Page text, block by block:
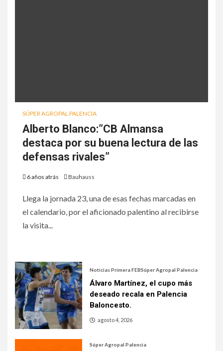
SÚPER AGROPAL PALENCIA
Alberto Blanco:”CB Almansa
destaca por su buena lectura de las
defensas rivales”
6 años atrás Bauhauss
Llega la jornada 23, una de esas fechas marcadas en
el calendario, por el aficionado palentino al recibirse
la visita...
Noticias Primera FEBSúper Agropal Palencia
Álvaro Martínez, el cupo más
deseado recala en Palencia
Baloncesto.
agosto 4, 2026
Súper Agropal Palencia